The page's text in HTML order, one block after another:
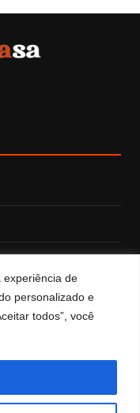
experiência de
personalizado e
todos”, você